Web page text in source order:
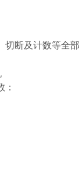
断及计数等全部